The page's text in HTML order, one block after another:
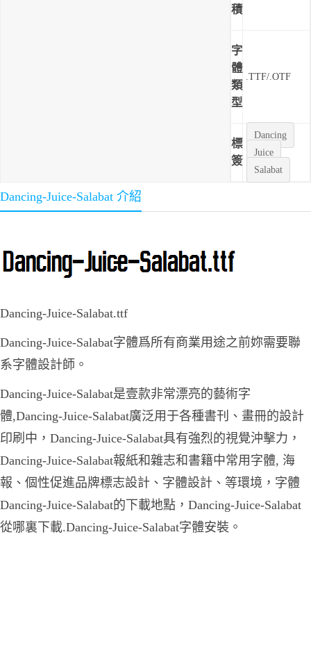
積
字
體
類
型
.TTF/.OTF
標
簽
Dancing
Juice
Salabat
Dancing-Juice-Salabat 介紹
Dancing-Juice-Salabat.ttf
Dancing-Juice-Salabat字體爲所有商業用途之前妳需要聯
系字體設計師。
Dancing-Juice-Salabat是壹款非常漂亮的藝術字
體,Dancing-Juice-Salabat廣泛用于各種書刊、畫冊的設計
印刷中，Dancing-Juice-Salabat具有強烈的視覺沖擊力，
Dancing-Juice-Salabat報紙和雜志和書籍中常用字體, 海
報、個性促進品牌標志設計、字體設計、等環境，字體
Dancing-Juice-Salabat的下載地點，Dancing-Juice-Salabat
從哪裏下載.Dancing-Juice-Salabat字體安裝。